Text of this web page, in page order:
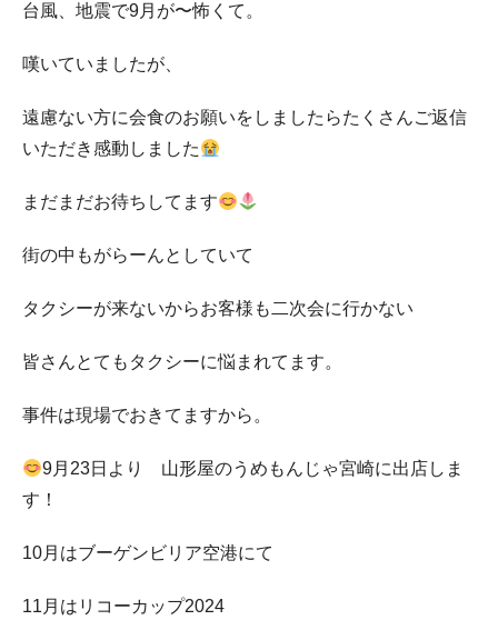
台風、地震で9月が〜怖くて。
嘆いていましたが、
遠慮ない方に会食のお願いをしましたらたくさんご返信
いただき感動しました
まだまだお待ちしてます
街の中もがらーんとしていて
タクシーが来ないからお客様も二次会に行かない
皆さんとてもタクシーに悩まれてます。
事件は現場でおきてますから。
9月23日より 山形屋のうめもんじゃ宮崎に出店しま
す！
10月はブーゲンビリア空港にて
11月はリコーカップ2024